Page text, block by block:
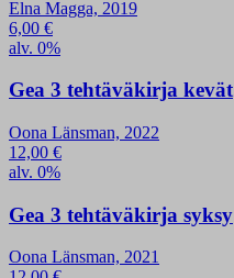
Elna Magga, 2019
6,00 €
alv. 0%
Gea 3 tehtäväkirja kevät
Oona Länsman, 2022
12,00 €
alv. 0%
Gea 3 tehtäväkirja syksy
Oona Länsman, 2021